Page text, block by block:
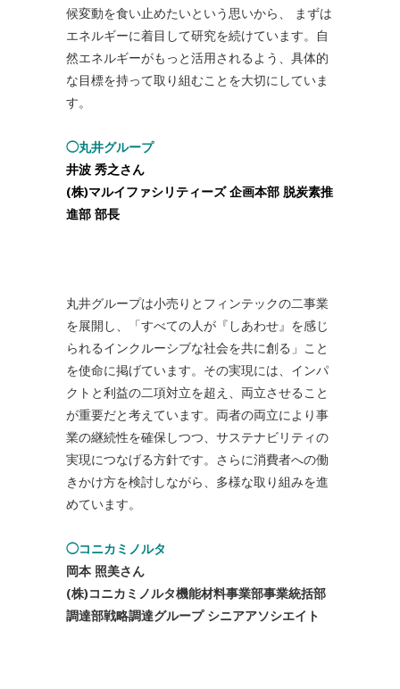
候変動を食い止めたいという思いから、 まずは
エネルギーに着目して研究を続けています。自
然エネルギーがもっと活用されるよう、具体的
な目標を持って取り組むことを大切にしていま
す。
◯丸井グループ
井波 秀之さん
(株)マルイファシリティーズ 企画本部 脱炭素推
進部 部長
丸井グループは小売りとフィンテックの二事業
を展開し、「すべての人が『しあわせ』を感じ
られるインクルーシブな社会を共に創る」こと
を使命に掲げています。その実現には、インパ
クトと利益の二項対立を超え、両立させること
が重要だと考えています。両者の両立により事
業の継続性を確保しつつ、サステナビリティの
実現につなげる方針です。さらに消費者への働
きかけ方を検討しながら、多様な取り組みを進
めています。
◯コニカミノルタ
岡本 照美さん
(株)コニカミノルタ機能材料事業部事業統括部
調達部戦略調達グループ シニアアソシエイト